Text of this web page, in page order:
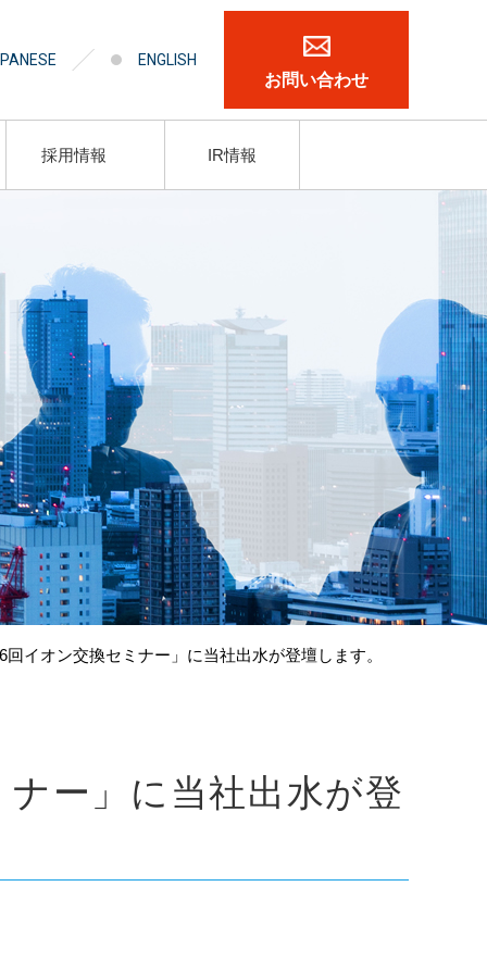
ENGLISH
お問い合わせ
採用情報 IR情報
イオン交換セミナー」に当社出水が登壇します。
ー」に当社出水が登